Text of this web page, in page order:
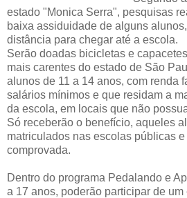
estado "Monica Serra", pesquisas
baixa assiduidade de alguns
distância para chegar até a escola.
Serão doadas bicicletas e
mais carentes do estado de São
alunos de 11 a 14 anos, com renda
salários mínimos e que residam a
da escola, em locais que não
Só receberão o benefício, aqueles
matriculados nas escolas públicas
comprovada.
Dentro do programa Pedalando e
a 17 anos, poderão participar de